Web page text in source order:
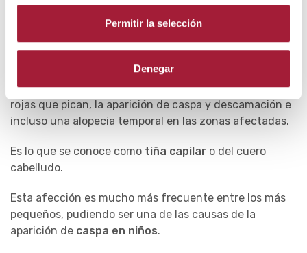
Permitir la selección
Denegar
Lacaspa y los hongos en el cuero cabelludopueden
Lasinfecciones fúngicaspueden provocar manchas
rojas que pican, la aparición de caspa y descamación e
incluso una alopecia temporal en las zonas afectadas.
Es lo que se conoce como tiña capilar o del cuero
cabelludo.
Esta afección es mucho más frecuente entre los más
pequeños, pudiendo ser una de las causas de la
aparición de caspa en niños.